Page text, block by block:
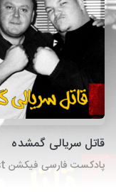
قاتل سریالی گمشده
پادکست فارسی فیکشن Fiction Podcast